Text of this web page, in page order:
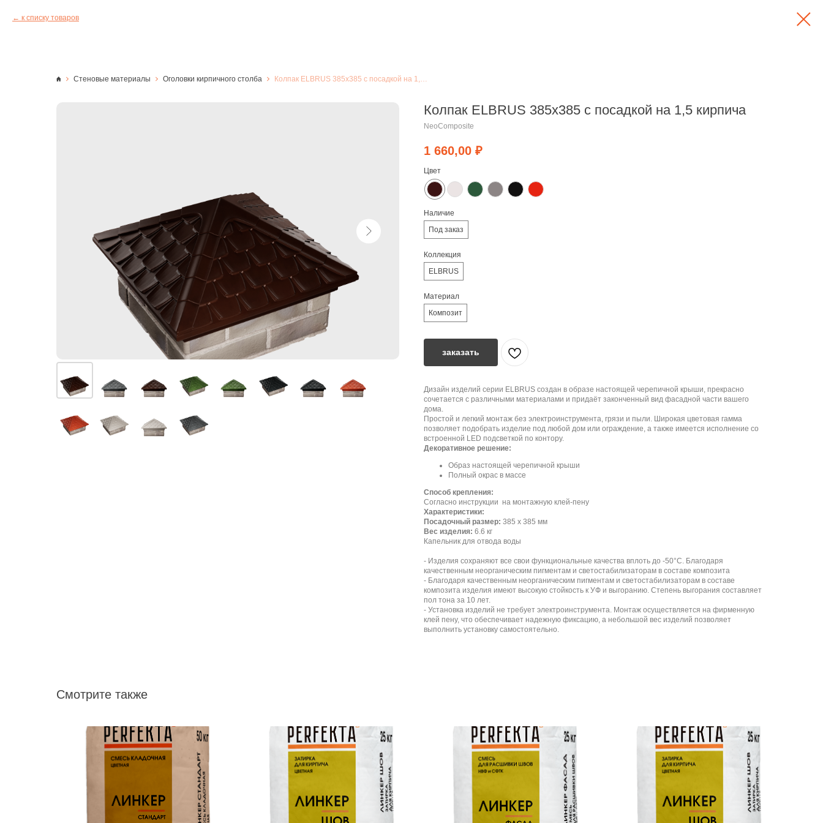
к списку товаров
Стеновые материалы Оголовки кирпичного столба
Колпак ELBRUS 385x385 с посадкой на 1,5 кирпича
NeoComposite
1 660,00 ₽
Цвет
Наличие
Под заказ
Коллекция
ELBRUS
Материал
Композит
заказать
Дизайн изделий серии ELBRUS создан в образе настоящей черепичной крыши, прекрасно
сочетается с различными материалами и придаёт законченный вид фасадной части вашего
дома.
Простой и легкий монтаж без электроинструмента, грязи и пыли. Широкая цветовая гамма
позволяет подобрать изделие под любой дом или ограждение, а также имеется исполнение со
встроенной LED подсветкой по контору.
Декоративное решение:
Образ настоящей черепичной крыши
Полный окрас в массе
Способ крепления:
Согласно инструкции на монтажную клей-пену
Характеристики:
Посадочный размер: 385 х 385 мм
Вес изделия: 6.6 кг
Капельник для отвода воды
- Изделия сохраняют все свои функциональные качества вплоть до -50°С. Благодаря
качественным неорганическим пигментам и светостабилизаторам в составе композита
- Благодаря качественным неорганическим пигментам и светостабилизаторам в составе
композита изделия имеют высокую стойкость к УФ и выгоранию. Степень выгорания составляет
пол тона за 10 лет.
- Установка изделий не требует электроинструмента. Монтаж осуществляется на фирменную
клей пену, что обеспечивает надежную фиксацию, а небольшой вес изделий позволяет
выполнить установку самостоятельно.
Смотрите также